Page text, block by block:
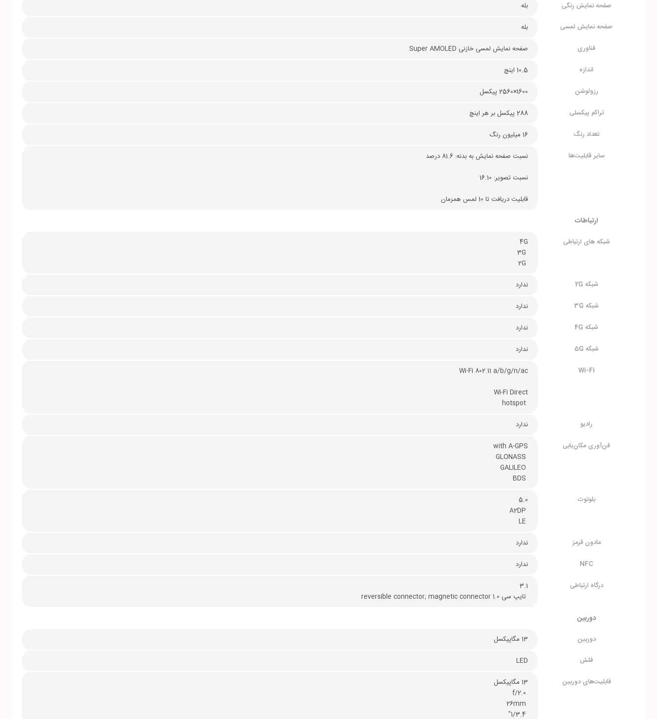
صفحه نمایش رنگی
بله
صفحه نمایش لمسی
بله
فناوری
صفحه نمایش لمسی خازنی Super AMOLED
اندازه
10.5 اینچ
رزولوشن
1600×2560 پیکسل
تراکم پیکسلی
288 پیکسل بر هر اینچ
تعداد رنگ
16 میلیون رنگ
سایر قابلیت‌ها
نسبت صفحه نمایش به بدنه: 81.6 درصد
نسبت تصویر: 16.10
قابلیت دریافت تا 10 لمس همزمان
ارتباطات
شبکه های ارتباطی
4G
شبکه 2G
ندارد
شبکه 3G
ندارد
شبکه 4G
ندارد
شبکه 5G
ندارد
Wi-Fi
Wi-Fi 802.11 a/b/g/n/ac
Wi-Fi Direct
hotspot
رادیو
ندارد
فن‌آوری مکان‌یابی
with A-GPS
بلوتوث
5.0
مادون قرمز
ندارد
NFC
ندارد
درگاه ارتباطی
3.1
دوربین
دوربین
13 مگاپیکسل
فلش
LED
قابلیت‌های دوربین
13 مگاپیکسل